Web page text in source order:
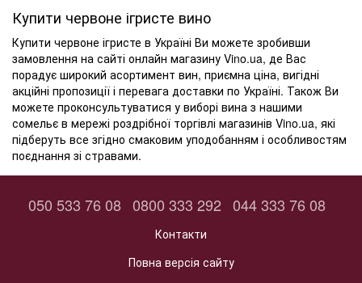
Купити червоне ігристе вино
Купити червоне ігристе в Україні Ви можете зробивши
замовлення на сайті онлайн магазину Vino.ua, де Вас
порадує широкий асортимент вин, приємна ціна, вигідні
акційні пропозиції і перевага доставки по Україні. Також Ви
можете проконсультуватися у виборі вина з нашими
сомельє в мережі роздрібної торгівлі магазинів Vino.ua, які
підберуть все згідно смаковим уподобанням і особливостям
поєднання зі стравами.
050 533 76 08 0800 333 292 044 333 76 08
Контакти
Повна версія сайту